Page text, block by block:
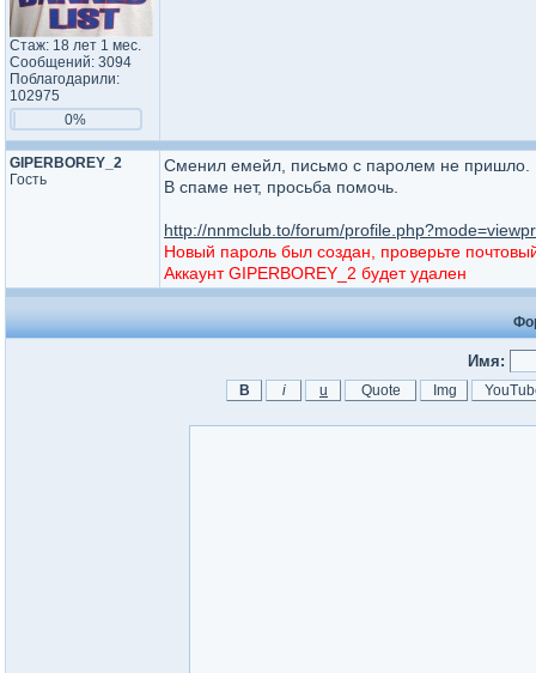
Стаж: 18 лет 1 мес.
Сообщений: 3094
Поблагодарили:
102975
0%
GIPERBOREY_2
Гость
Сменил емейл, письмо с паролем не пришло.
В спаме нет, просьба помочь.
http://nnmclub.to/forum/
Новый пароль был создан, проверьте
Аккаунт GIPERBOREY_2 будет удален
Имя: